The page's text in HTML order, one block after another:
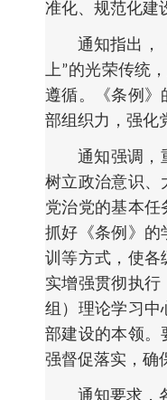
准化、规范化建
通知指出，
上”的光荣传统
遵循。《条例》
部组织力，强化
通知强调，
树立政治意识、
党治党的基本任
抓好《条例》的
训等方式，使各
实增强贯彻执行
组）理论学习中
部建设的本领。
强督促落实，确